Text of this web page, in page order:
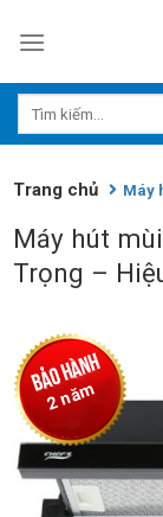
Trang chủ Máy
Máy hút
Trọng –
2 năm